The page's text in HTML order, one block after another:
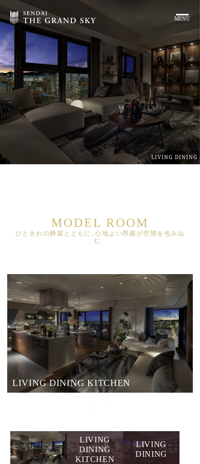
MENU
LIVING DINING
MODEL ROOM
ひときわの静寂とともに、心地よい昂揚が空間を包み込
む。
LIVING DINING KITCHEN
LIVING DINING KITCHEN
LIVING DINING
LIVING DINING
LIVING DINING
KITCHEN
BED ROOM1
BED ROOM2
BED ROOM3
CORRIDOR
BATH ROOM
POWDER ROOM
LIVING DINING KITCHEN
LIVING DINING KITCHEN
LIVING
DINING
KITCHEN
LIVING
DINING
KITCHEN
LIVING
DINING